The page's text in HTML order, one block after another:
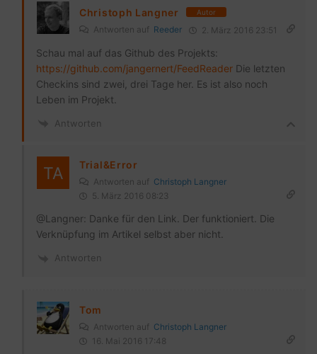
Christoph Langner Autor
Antworten auf Reeder 2. März 2016 23:51
Schau mal auf das Github des Projekts:
https://github.com/jangernert/FeedReader Die letzten
Checkins sind zwei, drei Tage her. Es ist also noch
Leben im Projekt.
Antworten
Trial&Error
Antworten auf Christoph Langner
5. März 2016 08:23
@Langner: Danke für den Link. Der funktioniert. Die
Verknüpfung im Artikel selbst aber nicht.
Antworten
Tom
Antworten auf Christoph Langner
16. Mai 2016 17:48